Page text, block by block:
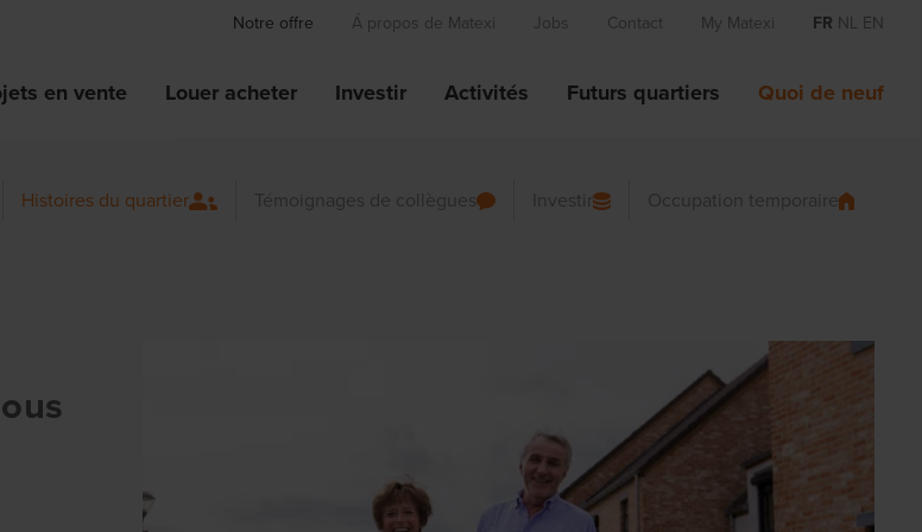
Notre offre Á propos de Matexi Jobs Contact My Matexi FR NL EN
en vente Louer acheter Investir Activités Futurs quartiers Quoi de neuf
Histoires du quartier Témoignages de collègues Investir Occupation temporaire